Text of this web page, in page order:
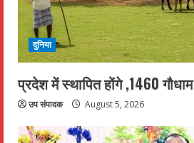
दुनिया
प्रदेश में स्थापित होंगे ,1460 गौधाम
उप संपादक August 5, 2026